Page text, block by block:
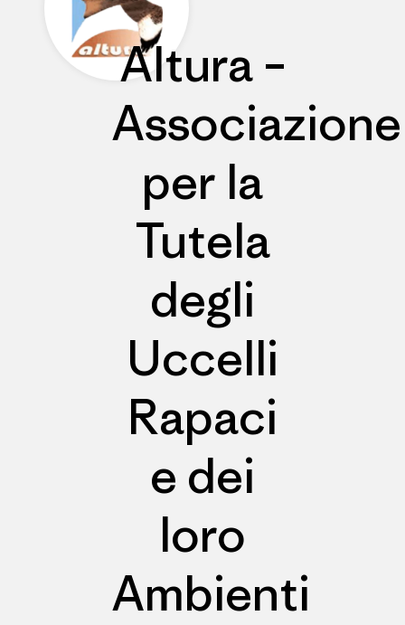
Altura –
Associazione
per la
Tutela
degli
Uccelli
Rapaci
e dei
loro
Ambienti